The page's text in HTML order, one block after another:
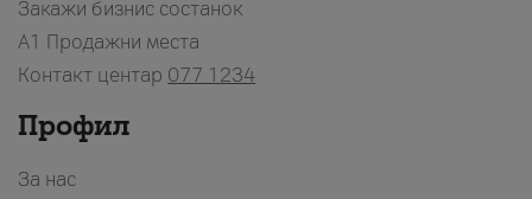
Закажи бизнис состанок
A1 Продажни места
Контакт центар 077 1234
Профил
За нас